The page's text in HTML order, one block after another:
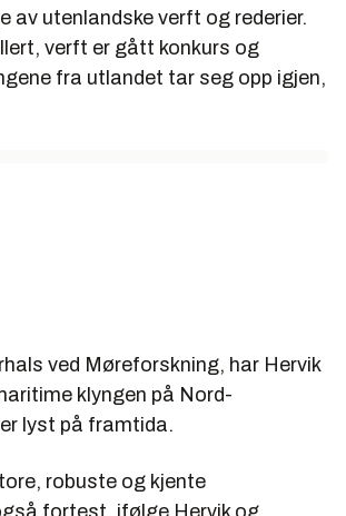
av utenlandske verft og rederier.
verft er gått konkurs og
fra utlandet tar seg opp igjen,
ved Møreforskning, har Hervik
klyngen på Nord-
lyst på framtida.
robuste og kjente
fortest, ifølge Hervik og